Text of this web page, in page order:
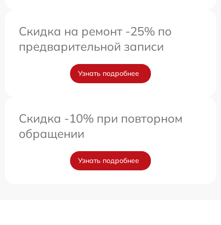
Скидка на ремонт -25% по
предварительной записи
Узнать подробнее
Скидка -10% при повторном
обращении
Узнать подробнее